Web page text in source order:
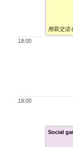
18:00
19:00
熊取交
Social